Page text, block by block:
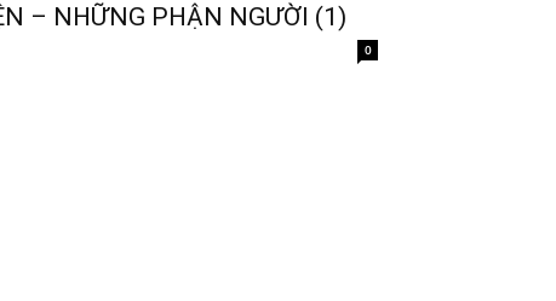
– NHỮNG PHẬN NGƯỜI (1)
0